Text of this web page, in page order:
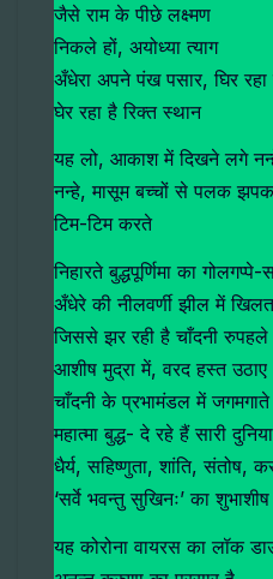
जैसे राम के पीछे लक्ष्मण
निकले हों, अयोध्या त्याग
अँधेरा अपने पंख पसार, घिर रहा
घेर रहा है रिक्त स्थान
यह लो, आकाश में दिखने लगे
नन्हे, मासूम बच्चों से पलक
टिम-टिम करते
निहारते बुद्धपूर्णिमा का
अँधेरे की नीलवर्णी झील में
जिससे झर रही है चाँदनी रुपहले
आशीष मुद्रा में, वरद हस्त उठाए
चाँदनी के प्रभामंडल में जगमगाते
महात्मा बुद्ध- दे रहे हैं सारी
धैर्य, सहिष्णुता, शांति, संतोष,
‘सर्वे भवन्तु सुखिनः’ का शुभाशीष
यह कोरोना वायरस का लॉक